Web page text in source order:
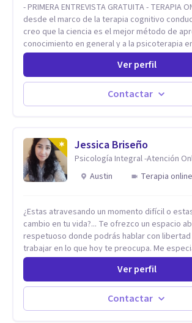
- PRIMERA ENTREVISTA GRATUITA - TERAPIA
desde el marco de la terapia cognitivo
creo que la ciencia es el mejor método de
conocimiento en general y a la psicoterapia
interesan los procesos de cambio
persona pueda alcanzar sus objetivos,
aceptando y modificando sus patrones
emocionales. Abordo patologías específicas
de ansiedad y del ánimo, y también crisis
Ver perfil
Contactar
Jessica Briseño
Psicología Integral -Atención
Austin
Terapia online
¿Estas atravesando un momento difícil o
cambio en tu vida?... Te ofrezco un espacio
respetuoso donde podrás hablar con libertad
trabajar en lo que hoy te preocupa. Me especializo en
Trastornos de Ansiedad y a lo largo de mi
profesional he acompañado a muchas
distintas problemáticas como el manejo del
Autoestima, Gestión de la Ira, Depresión,
Codependencia, Celos, entre otros. Cuento
Ver perfil
Contactar